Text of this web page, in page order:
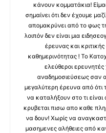
κάνουν κομματάκια!
σημαίνει ότι δεν έχουμε
απομακρύνει από το φως
λοιπόν δεν είναι μια
έρευνας και
καθημερινότητας ! Το
ελεύθεροι ερευνητές
αναδημοσιεύσεως σαν
μεγαλύτερη έρευνα από ότι
να καταλήξουν στο τι είναι
κρυβεται πισω απο καθε
να δουν! Χωρίς να
μασημενες αλήθειες από